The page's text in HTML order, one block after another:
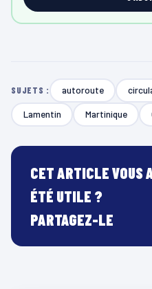
SUJETS : autoroute
Lamentin Martinique
CET ARTICLE VOUS
ÉTÉ UTILE ?
PARTAGEZ-LE